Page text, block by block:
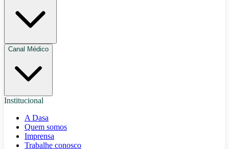
Canal Médico
Institucional
A Dasa
Quem somos
Imprensa
Trabalhe conosco